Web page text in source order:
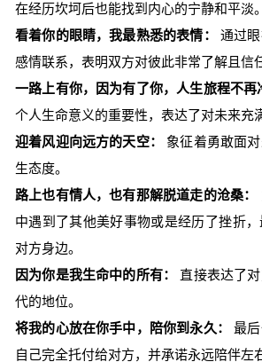
在经历坎坷后也能找到内心的宁静和平淡。
看着你的眼睛，我最熟悉的表情：
通过
感情联系，表明双方对彼此非常了解且信
一路上有你，因为有了你，人生旅程不再
个人生命意义的重要性，表达了对未来充
迎着风迎向远方的天空：
象征着勇敢面
生态度。
路上也有情人，也有那解脱道走的沧桑：
中遇到了其他美好事物或是经历了挫折
对方身边。
因为你是我生命中的所有：
直接表达了
代的地位。
将我的心放在你手中，陪你到永久：
最
自己完全托付给对方，并承诺永远陪伴左